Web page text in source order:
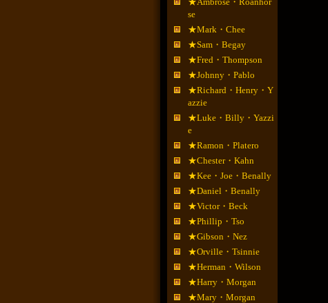
se
★Mark・Chee
★Sam・Begay
★Fred・Thompson
★Johnny・Pablo
★Richard・Henry・Y
azzie
★Luke・Billy・Yazzi
e
★Ramon・Platero
★Chester・Kahn
★Kee・Joe・Benally
★Daniel・Benally
★Victor・Beck
★Phillip・Tso
★Gibson・Nez
★Orville・Tsinnie
★Herman・Wilson
★Harry・Morgan
★Mary・Morgan